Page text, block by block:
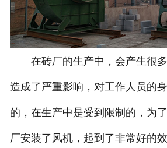
在砖厂的生产中，会产生很多
造成了严重影响，对工作人员的
的，在生产中是受到限制的，为
厂安装了风机，起到了非常好的效